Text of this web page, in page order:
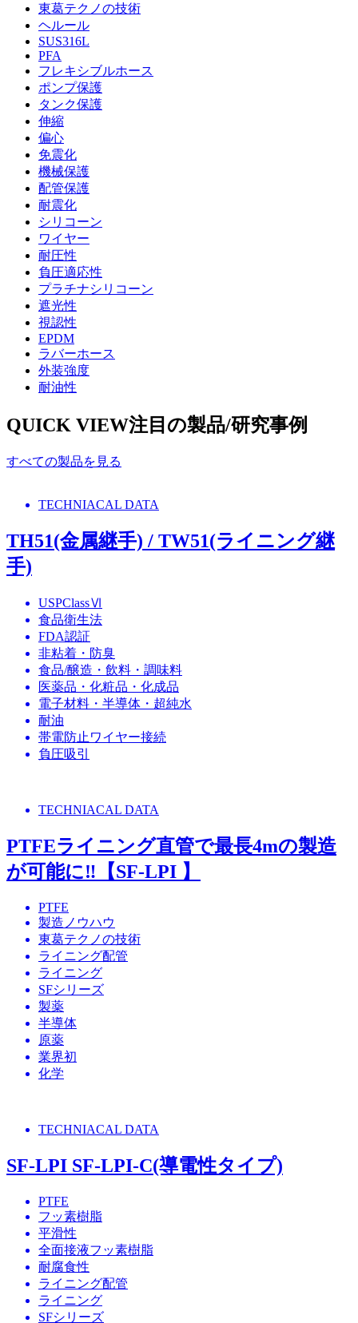
東葛テクノの技術
ヘルール
SUS316L
PFA
フレキシブルホース
ポンプ保護
タンク保護
伸縮
偏心
免震化
機械保護
配管保護
耐震化
シリコーン
ワイヤー
耐圧性
負圧適応性
プラチナシリコーン
遮光性
視認性
EPDM
ラバーホース
外装強度
耐油性
QUICK VIEW注目の製品/研究事例
すべての製品を見る
TECHNIACAL DATA
TH51(金属継手) / TW51(ライニング継
手)
USPClassⅥ
食品衛生法
FDA認証
非粘着・防臭
食品/醸造・飲料・調味料
医薬品・化粧品・化成品
電子材料・半導体・超純水
耐油
帯電防止ワイヤー接続
負圧吸引
TECHNIACAL DATA
PTFEライニング直管で最長4mの製造
が可能に‼【SF-LPI 】
PTFE
製造ノウハウ
東葛テクノの技術
ライニング配管
ライニング
SFシリーズ
製薬
半導体
原薬
業界初
化学
TECHNIACAL DATA
SF-LPI SF-LPI-C(導電性タイプ)
PTFE
フッ素樹脂
平滑性
全面接液フッ素樹脂
耐腐食性
ライニング配管
ライニング
SFシリーズ